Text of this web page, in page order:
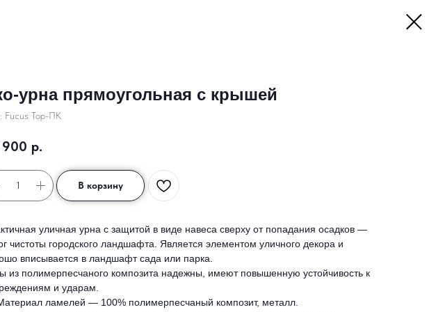
урна прямоугольная с крышей
Fucus Top-ПК
р.
В корзину
уличная урна с защитой в виде навеса сверху от попадания осадков —
чистоты городского ландшафта. Является элементом уличного декора и
вписывается в ландшафт сада или парка.
из полимерпесчаного композита надежны, имеют повышенную устойчивость к
и ударам.
ламелей — 100% полимерпесчаный композит, металл.